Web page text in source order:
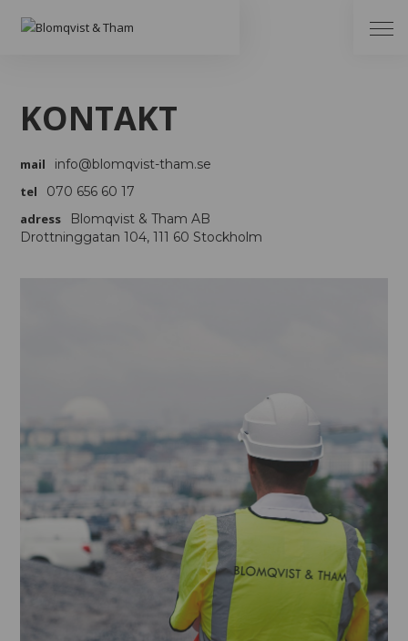
KONTAKT
mail
info@blomqvist-tham.se
tel
070 656 60 17
adress
Blomqvist & Tham AB
Drottninggatan 104, 111 60 Stockholm